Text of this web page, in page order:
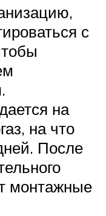
с
на
на что
После
монтажные